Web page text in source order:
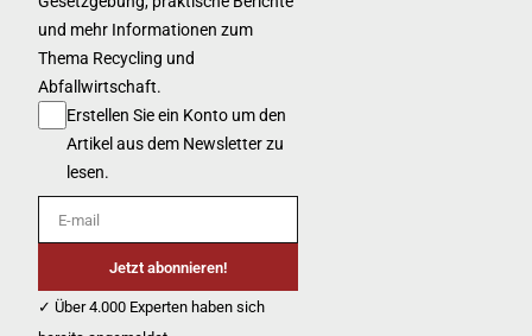
und mehr Informationen zum
Thema Recycling und
Abfallwirtschaft.
Erstellen Sie ein Konto um den
Artikel aus dem Newsletter zu
lesen.
E-mail
Jetzt abonnieren!
✓ Über 4.000 Experten haben sich